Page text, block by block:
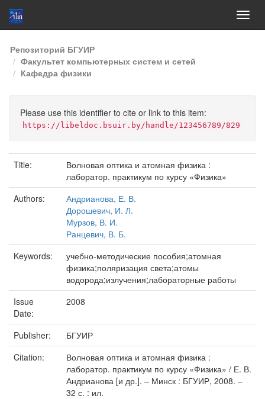
Skip
navigation
Репозиторий БГУИР
Факультет компьютерных систем и сетей
Кафедра физики
Please use this identifier to cite or link to this item:
https://libeldoc.bsuir.by/handle/123456789/829
Title:
Волновая оптика и атомная физика :
лаборатор. практикум по курсу «Физика»
Authors:
Андрианова, Е. В.
Дорошевич, И. Л.
Мурзов, В. И.
Ранцевич, В. Б.
Keywords:
учебно-методические пособия;атомная
физика;поляризация света;атомы
водорода;излучения;лабораторные работы
Issue
Date:
2008
Publisher:
БГУИР
Citation:
Волновая оптика и атомная физика :
лаборатор. практикум по курсу «Физика» / Е. В.
Андрианова [и др.]. – Минск : БГУИР, 2008. –
32 с. : ил.